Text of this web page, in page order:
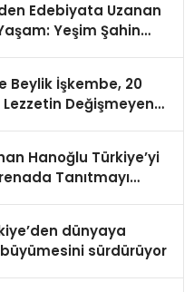
Edebiyata Uzanan
Yeşim Şahin
Beylik İşkembe, 20
Lezzetin Değişmeyen
Hanoğlu Türkiye’yi
Tanıtmayı
dünyaya
sürdürüyor